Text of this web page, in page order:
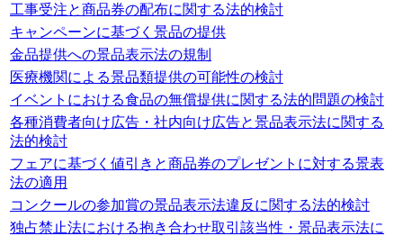
工事受注と商品券の配布に関する法的検討
キャンペーンに基づく景品の提供
金品提供への景品表示法の規制
医療機関による景品類提供の可能性の検討
イベントにおける食品の無償提供に関する法的問題の検討
各種消費者向け広告・社内向け広告と景品表示法に関する
法的検討
フェアに基づく値引きと商品券のプレゼントに対する景表
法の適用
コンクールの参加賞の景品表示法違反に関する法的検討
独占禁止法における抱き合わせ取引該当性・景品表示法に